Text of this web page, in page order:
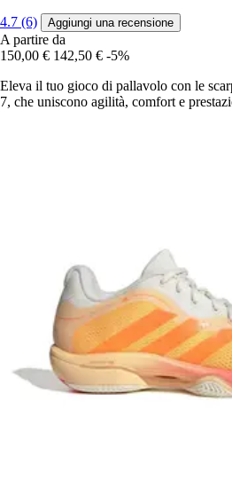
4.7 (6) Aggiungi una recensione
A partire da
150,00 € 142,50 € -5%
Eleva il tuo gioco di pallavolo con le
7, che uniscono agilità, comfort e